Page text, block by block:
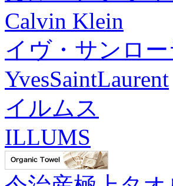
Calvin Klein
イヴ・サンロー
YvesSaintLaurent
イルムス
ILLUMS